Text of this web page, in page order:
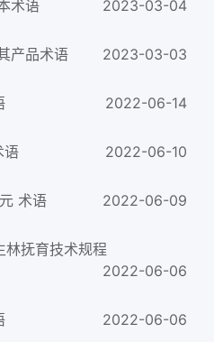
术语 2023-03-04
产品术语 2023-03-03
2022-06-14
语 2022-06-10
术语 2022-06-09
抚育技术规程
2022-06-06
2022-06-06